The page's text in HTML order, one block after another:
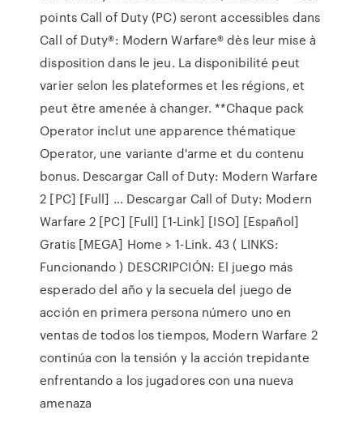
points Call of Duty (PC) seront accessibles dans
Call of Duty®: Modern Warfare® dès leur mise à
disposition dans le jeu. La disponibilité peut
varier selon les plateformes et les régions, et
peut être amenée à changer. **Chaque pack
Operator inclut une apparence thématique
Operator, une variante d'arme et du contenu
bonus. Descargar Call of Duty: Modern Warfare
2 [PC] [Full] … Descargar Call of Duty: Modern
Warfare 2 [PC] [Full] [1-Link] [ISO] [Español]
Gratis [MEGA] Home > 1-Link. 43 ( LINKS:
Funcionando ) DESCRIPCIÓN: El juego más
esperado del año y la secuela del juego de
acción en primera persona número uno en
ventas de todos los tiempos, Modern Warfare 2
continúa con la tensión y la acción trepidante
enfrentando a los jugadores con una nueva
amenaza